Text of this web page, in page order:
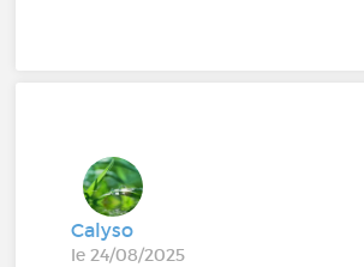
Calyso
le 24/08/2025